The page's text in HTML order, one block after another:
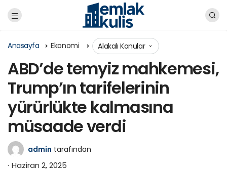
Anasayfa Ekonomi Alakalı Konular
ABD’de temyiz mahkemesi,
Trump’ın tarifelerinin
yürürlükte kalmasına
müsaade verdi
admin tarafından
Haziran 2, 2025